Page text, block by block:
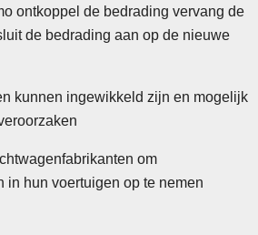
ontkoppel de bedrading vervang de
de bedrading aan op de nieuwe
kunnen ingewikkeld zijn en mogelijk
om
hun voertuigen op te nemen